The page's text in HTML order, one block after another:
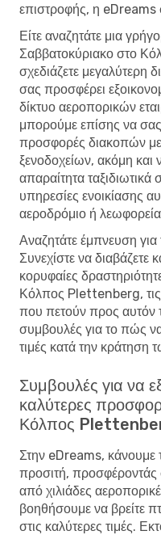
επιστροφής, η eDreams
Είτε αναζητάτε μια
Σαββατοκύριακο στο
σχεδιάζετε μεγαλύτερη
σας προσφέρει
δίκτυο αεροπορικών
μπορούμε επίσης να
προσφορές διακοπών
ξενοδοχείων, ακόμη
απαραίτητα
υπηρεσίες ενοικίασης
αεροδρόμιο ή
Αναζητάτε έμπνευση για
Συνεχίστε να διαβάζετε
κορυφαίες
Κόλπος Plettenberg, τις
που πετούν προς αυτόν
συμβουλές για το πώς να
τιμές κατά την κράτηση
Συμβουλές για να
καλύτερες
Κόλπος
Στην eDreams, κάνουμε
προσιτή,
από χιλιάδες
βοηθήσουμε να βρείτε
στις καλύτερες τιμές.